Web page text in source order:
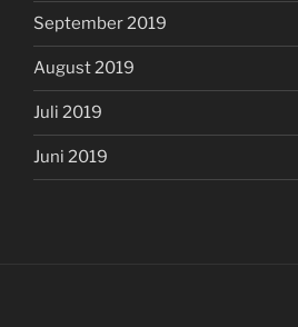
September 2019
August 2019
Juli 2019
Juni 2019